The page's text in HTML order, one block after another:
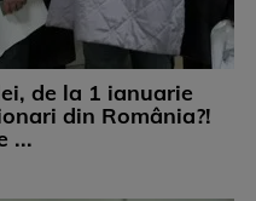
de la 1 ianuarie
din România?!
...